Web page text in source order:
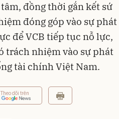
đồng thời gắn kết sứ
đóng góp vào sự phát
để VCB tiếp tục nỗ lực,
trách nhiệm vào sự phát
tài chính Việt Nam.
Theo dõi trên